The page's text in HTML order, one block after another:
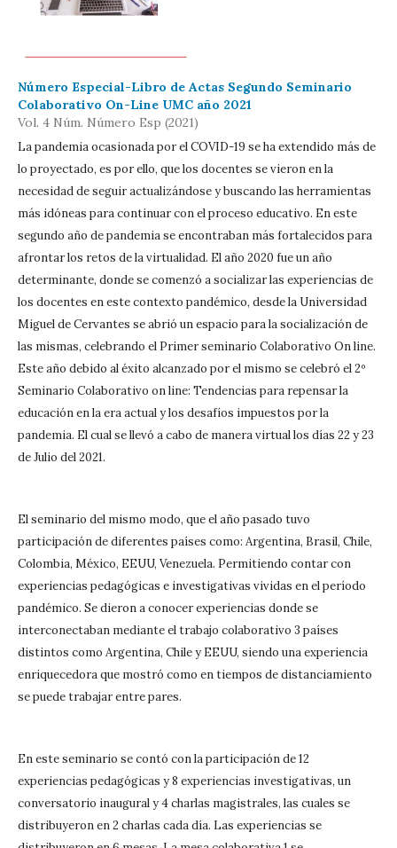
Número Especial-Libro de Actas Segundo Seminario
Colaborativo On-Line UMC año 2021
Vol. 4 Núm. Número Esp (2021)
La pandemia ocasionada por el COVID-19 se ha extendido más de
lo proyectado, es por ello, que los docentes se vieron en la
necesidad de seguir actualizándose y buscando las herramientas
más idóneas para continuar con el proceso educativo. En este
segundo año de pandemia se encontraban más fortalecidos para
afrontar los retos de la virtualidad. El año 2020 fue un año
determinante, donde se comenzó a socializar las experiencias de
los docentes en este contexto pandémico, desde la Universidad
Miguel de Cervantes se abrió un espacio para la socialización de
las mismas, celebrando el Primer seminario Colaborativo On line.
Este año debido al éxito alcanzado por el mismo se celebró el 2º
Seminario Colaborativo on line: Tendencias para repensar la
educación en la era actual y los desafíos impuestos por la
pandemia. El cual se llevó a cabo de manera virtual los días 22 y 23
de Julio del 2021.
El seminario del mismo modo, que el año pasado tuvo
participación de diferentes países como: Argentina, Brasil, Chile,
Colombia, México, EEUU, Venezuela. Permitiendo contar con
experiencias pedagógicas e investigativas vividas en el período
pandémico. Se dieron a conocer experiencias donde se
interconectaban mediante el trabajo colaborativo 3 países
distintos como Argentina, Chile y EEUU, siendo una experiencia
enriquecedora que mostró como en tiempos de distanciamiento
se puede trabajar entre pares.
En este seminario se contó con la participación de 12
experiencias pedagógicas y 8 experiencias investigativas, un
conversatorio inaugural y 4 charlas magistrales, las cuales se
distribuyeron en 2 charlas cada día. Las experiencias se